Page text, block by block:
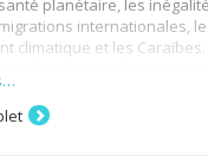
internationales,
climatique et les Caraïbes.
formation interdisciplinaire -
sciences humaines/
clinique (médecin